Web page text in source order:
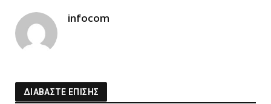
infocom
ΔΙΑΒΑΣΤΕ ΕΠΙΣΗΣ